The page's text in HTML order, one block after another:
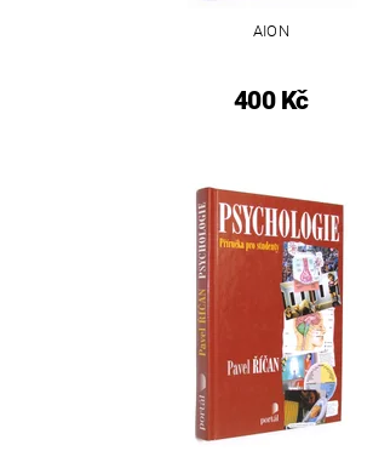
AION
400 Kč